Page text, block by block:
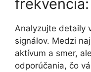
frekvencia:
Analyzujte detaily
signálov. Medzi
aktívum a smer,
odporúčania, čo